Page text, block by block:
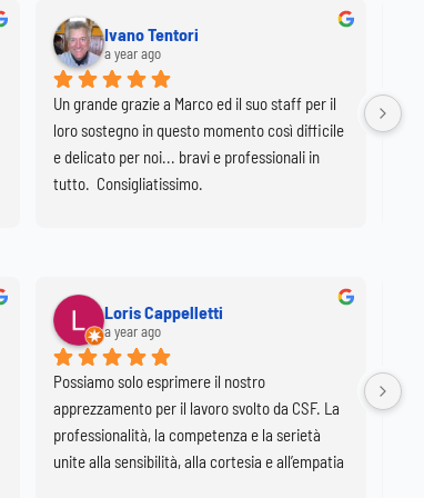
Ivano Tentori
a year ago
Un grande grazie a Marco ed il suo staff per il
loro sostegno in questo momento così difficile
e delicato per noi... bravi e professionali in
tutto.  Consigliatissimo.
Loris Cappelletti
a year ago
Possiamo solo esprimere il nostro
apprezzamento per il lavoro svolto da CSF. La
professionalità, la competenza e la serietà
unite alla sensibilità, alla cortesia e all’empatia
Ho